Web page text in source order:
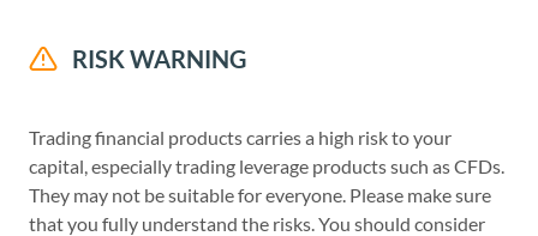
RISK WARNING
Trading financial products carries a high risk to your
capital, especially trading leverage products such as CFDs.
They may not be suitable for everyone. Please make sure
that you fully understand the risks. You should consider